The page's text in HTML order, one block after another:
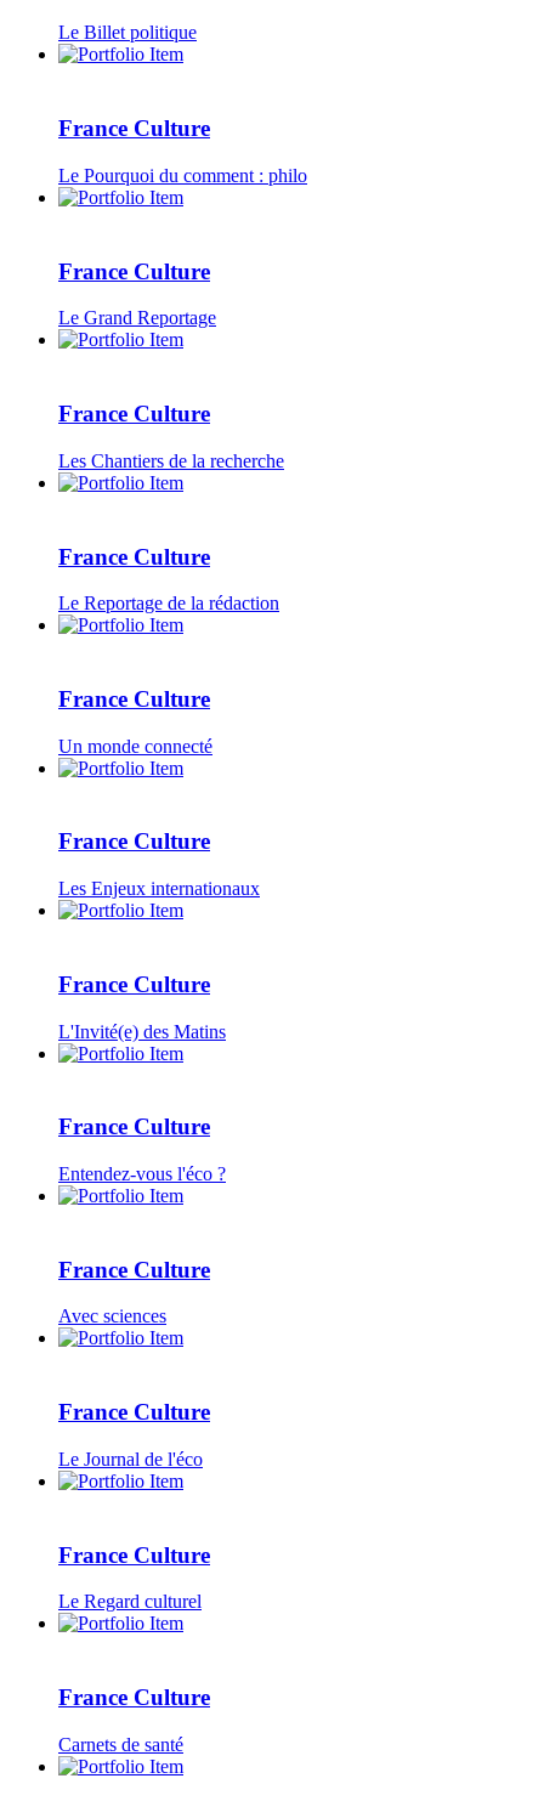
Le Billet politique
France Culture
Le Pourquoi du comment : philo
France Culture
Le Grand Reportage
France Culture
Les Chantiers de la recherche
France Culture
Le Reportage de la rédaction
France Culture
Un monde connecté
France Culture
Les Enjeux internationaux
France Culture
L'Invité(e) des Matins
France Culture
Entendez-vous l'éco ?
France Culture
Avec sciences
France Culture
Le Journal de l'éco
France Culture
Le Regard culturel
France Culture
Carnets de santé